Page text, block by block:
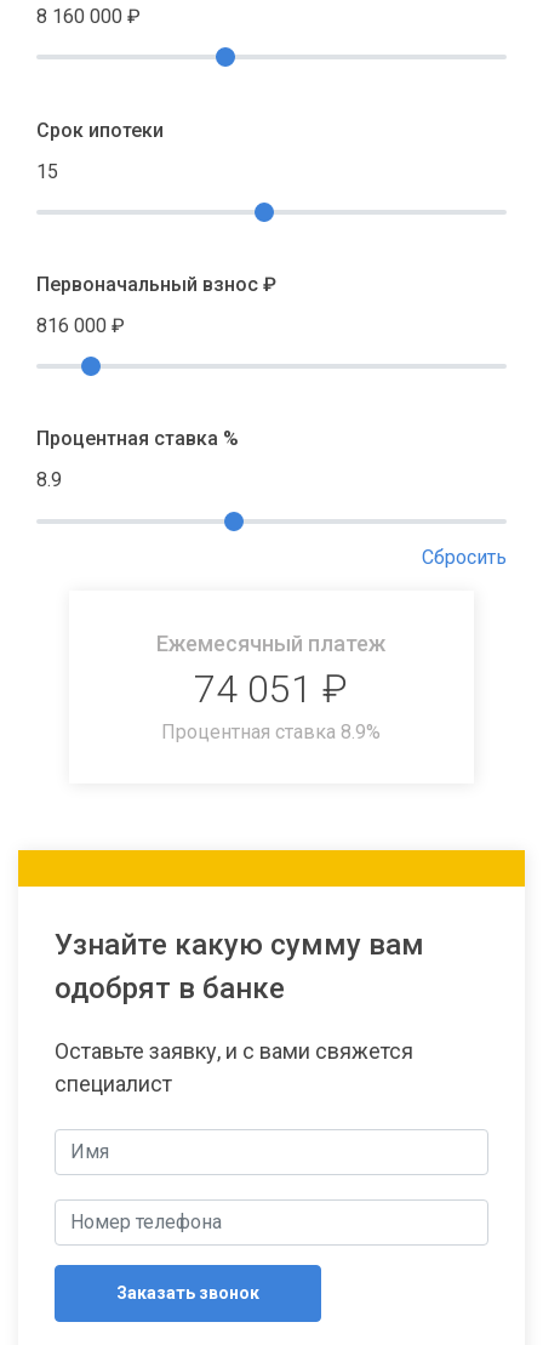
8 160 000 ₽
Срок ипотеки
15
Первоначальный взнос ₽
816 000 ₽
Процентная ставка %
8.9
Сбросить
Ежемесячный платеж
74 051 ₽
Процентная ставка 8.9%
Узнайте какую сумму вам
одобрят в банке
Оставьте заявку, и с вами свяжется
специалист
Заказать звонок